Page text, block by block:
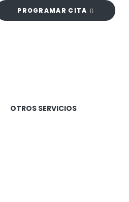
PROGRAMAR CITA
OTROS SERVICIOS